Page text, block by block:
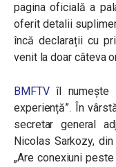
pagina oficială a
oferit detalii
încă declarații cu
venit la doar câteva
BMFTVîl numește
experiență”. În
secretar general
Nicolas Sarkozy,
„Are conexiuni